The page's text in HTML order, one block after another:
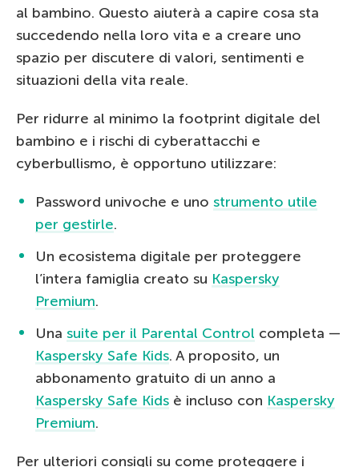
al bambino. Questo aiuterà a capire cosa sta
succedendo nella loro vita e a creare uno
spazio per discutere di valori, sentimenti e
situazioni della vita reale.
Per ridurre al minimo la footprint digitale del
bambino e i rischi di cyberattacchi e
cyberbullismo, è opportuno utilizzare:
Password univoche e uno strumento utile
per gestirle.
Un ecosistema digitale per proteggere
l’intera famiglia creato su Kaspersky
Premium.
Una suite per il Parental Control completa —
Kaspersky Safe Kids. A proposito, un
abbonamento gratuito di un anno a
Kaspersky Safe Kids è incluso con Kaspersky
Premium.
Per ulteriori consigli su come proteggere i